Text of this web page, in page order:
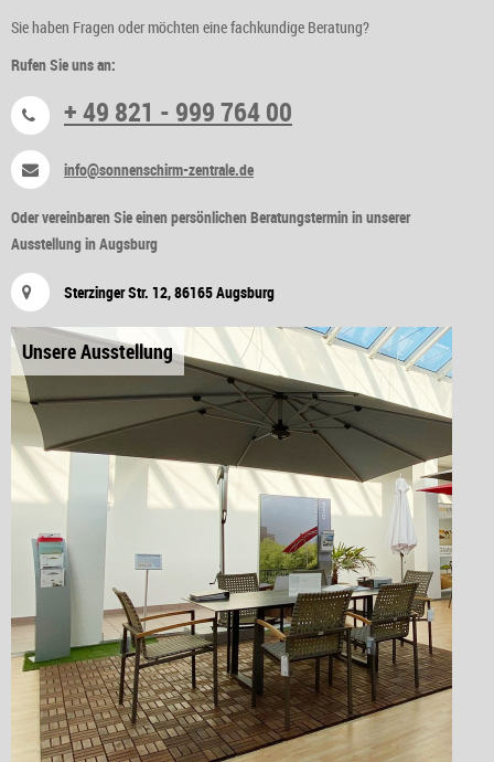
Sie haben Fragen oder möchten eine fachkundige Beratung?
Rufen Sie uns an:
+ 49 821 - 999 764 00
info@sonnenschirm-zentrale.de
Oder vereinbaren Sie einen persönlichen Beratungstermin in unserer
Ausstellung in Augsburg
Sterzinger Str. 12, 86165 Augsburg
Unsere Ausstellung